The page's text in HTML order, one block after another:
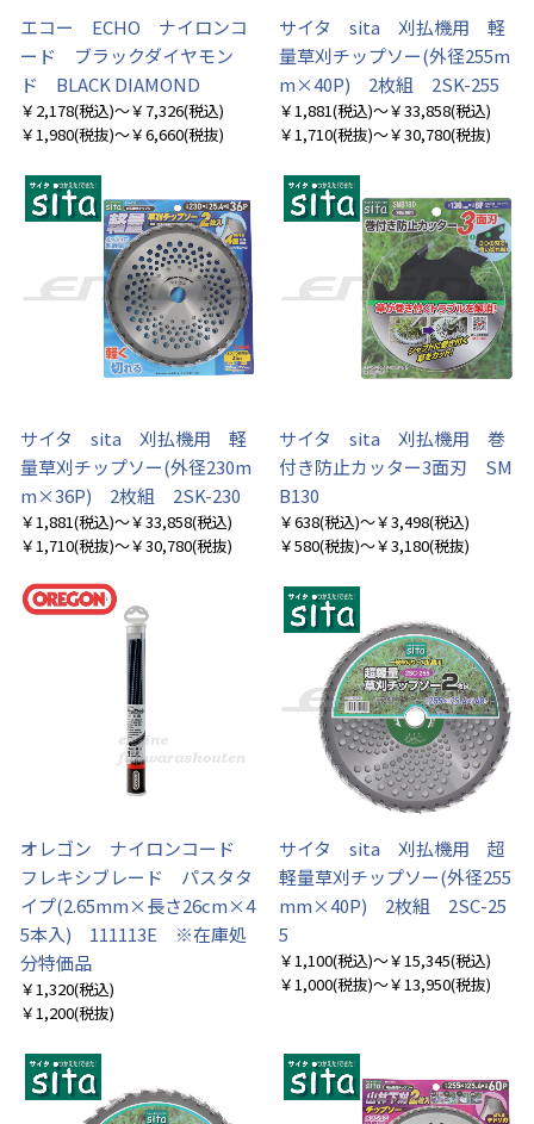
エコー ECHO ナイロンコ
ード ブラックダイヤモン
ド BLACK DIAMOND
￥2,178(税込)～￥7,326(税込)
￥1,980(税抜)～￥6,660(税抜)
サイタ sita 刈払機用 軽
量草刈チップソー(外径255m
m×40P) 2枚組 2SK-255
￥1,881(税込)～￥33,858(税込)
￥1,710(税抜)～￥30,780(税抜)
サイタ sita 刈払機用 軽
量草刈チップソー(外径230m
m×36P) 2枚組 2SK-230
￥1,881(税込)～￥33,858(税込)
￥1,710(税抜)～￥30,780(税抜)
サイタ sita 刈払機用 巻
付き防止カッター3面刃 SM
B130
￥638(税込)～￥3,498(税込)
￥580(税抜)～￥3,180(税抜)
オレゴン ナイロンコード
フレキシブレード パスタタ
イプ(2.65mm×長さ26cm×4
5本入) 111113E ※在庫処
分特価品
￥1,320(税込)
￥1,200(税抜)
サイタ sita 刈払機用 超
軽量草刈チップソー(外径255
mm×40P) 2枚組 2SC-25
5
￥1,100(税込)～￥15,345(税込)
￥1,000(税抜)～￥13,950(税抜)